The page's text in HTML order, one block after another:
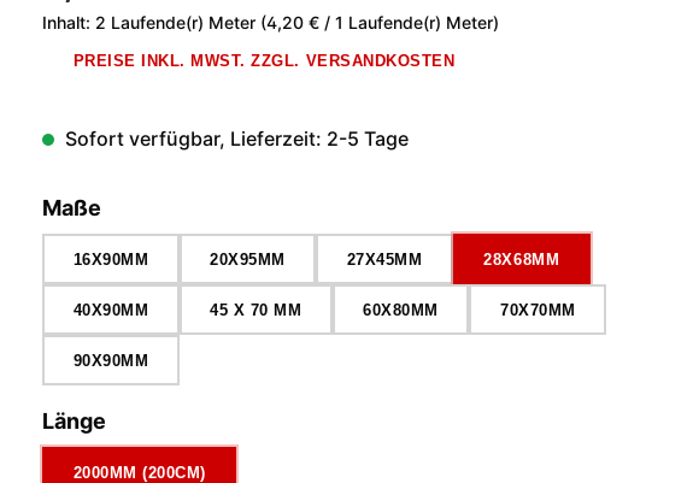
Inhalt: 2 Laufende(r) Meter (4,20 € / 1 Laufende(r) Meter)
PREISE INKL. MWST. ZZGL. VERSANDKOSTEN
Sofort verfügbar, Lieferzeit: 2-5 Tage
Maße
16X90MM 20X95MM 27X45MM 28X68MM
40X90MM 45 X 70 MM 60X80MM 70X70MM
90X90MM
Länge
2000MM (200CM)